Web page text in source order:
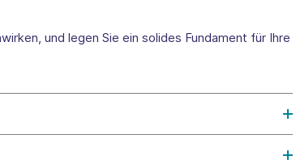
und legen Sie ein solides Fundament für Ihre